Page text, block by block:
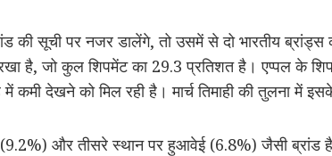
की सूची पर नजर डालेंगे, तो उसमें से दो भारतीय
रखा है, जो कुल शिपमेंट का 29.3 प्रतिशत है। एप्पल के
कमी देखने को मिल रही है। मार्च तिमाही की तुलना में
और तीसरे स्थान पर हुआवेई (6.8%) जैसी ब्रांड